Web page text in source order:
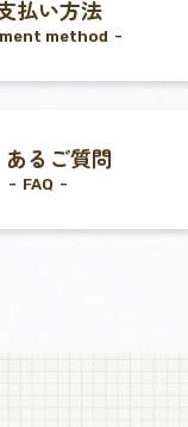
払い方法
method
あるご質問
FAQ